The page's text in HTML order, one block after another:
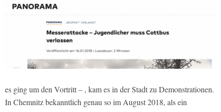
es ging um den Vortritt – , kam es in der Stadt zu Demonstrationen.
In Chemnitz bekanntlich genau so im August 2018, als ein